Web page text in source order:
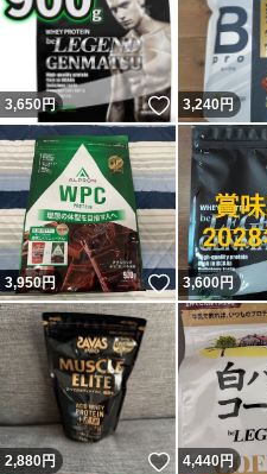
3,650円 いいね！
3,240円
3,950円 いいね！
3,600円
2,880円 いいね！
4,440円